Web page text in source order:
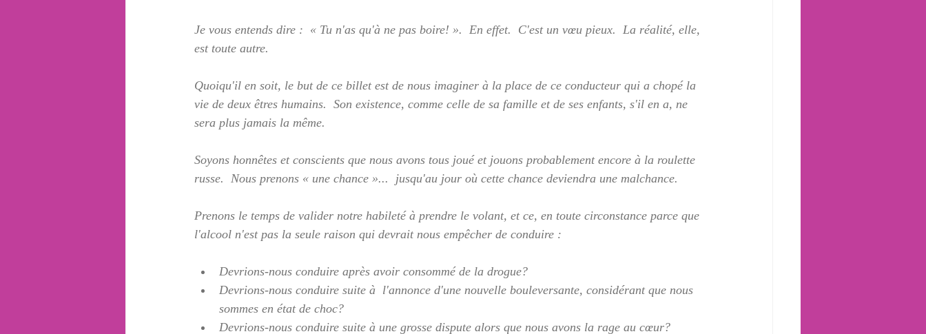
Je vous entends dire :  « Tu n'as qu'à ne pas boire! ».  En effet.  C'est un vœu pieux.  La réalité, elle,
est toute autre.
Quoiqu'il en soit, le but de ce billet est de nous imaginer à la place de ce conducteur qui a chopé la
vie de deux êtres humains.  Son existence, comme celle de sa famille et de ses enfants, s'il en a, ne
sera plus jamais la même.
Soyons honnêtes et conscients que nous avons tous joué et jouons probablement encore à la roulette
russe.  Nous prenons « une chance »...  jusqu'au jour où cette chance deviendra une malchance.
Prenons le temps de valider notre habileté à prendre le volant, et ce, en toute circonstance parce que
l'alcool n'est pas la seule raison qui devrait nous empêcher de conduire :
Devrions-nous conduire après avoir consommé de la drogue?
Devrions-nous conduire suite à  l'annonce d'une nouvelle bouleversante, considérant que nous
sommes en état de choc?
Devrions-nous conduire suite à une grosse dispute alors que nous avons la rage au cœur?